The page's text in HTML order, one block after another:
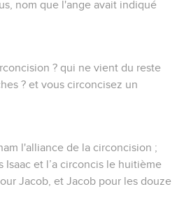
nom que l'ange avait indiqué
? qui ne vient du reste
? et vous circoncisez un
l'alliance de la circoncision ;
Isaac et l’a circoncis le huitième
Jacob, et Jacob pour les douze